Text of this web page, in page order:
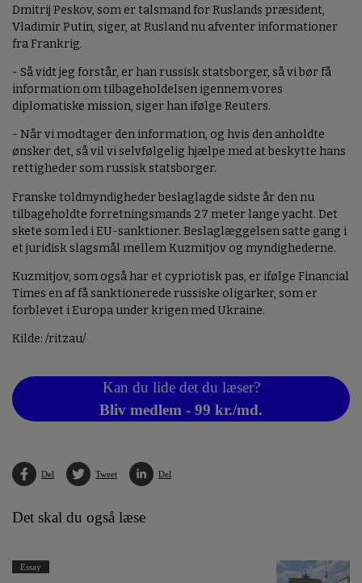
Dmitrij Peskov, som er talsmand for Ruslands præsident,
Vladimir Putin, siger, at Rusland nu afventer informationer
fra Frankrig.
- Så vidt jeg forstår, er han russisk statsborger, så vi bør få
information om tilbageholdelsen igennem vores
diplomatiske mission, siger han ifølge Reuters.
- Når vi modtager den information, og hvis den anholdte
ønsker det, så vil vi selvfølgelig hjælpe med at beskytte hans
rettigheder som russisk statsborger.
Franske toldmyndigheder beslaglagde sidste år den nu
tilbageholdte forretningsmands 27 meter lange yacht. Det
skete som led i EU-sanktioner. Beslaglæggelsen satte gang i
et juridisk slagsmål mellem Kuzmitjov og myndighederne.
Kuzmitjov, som også har et cypriotisk pas, er ifølge Financial
Times en af få sanktionerede russiske oligarker, som er
forblevet i Europa under krigen med Ukraine.
Kilde: /ritzau/
Kan du lide det du læser?
Bliv medlem - 99 kr./md.
Del Tweet Del
Det skal du også læse
Essay